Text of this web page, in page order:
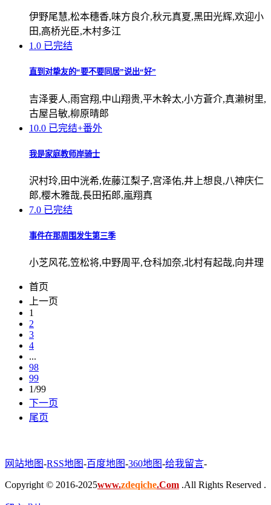
伊野尾慧,松本穗香,味方良介,秋元真夏,黑田光辉,欢迎小
田,高桥光臣,木村多江
1.0 已完结
直到对挚友的“要不要同居”说出“好”
吉泽要人,雨宫翔,中山翔贵,平木幹太,小方蒼介,真濑树里,
古屋吕敏,柳原晴郎
10.0 已完结+番外
我是家庭教师岸骑士
沢村玲,田中洸希,佐藤江梨子,宫泽佑,井上想良,八神庆仁
郎,樱木雅哉,長田拓郎,嵐翔真
7.0 已完结
事件在那周围发生第三季
小芝风花,笠松将,中野周平,仓科加奈,北村有起哉,向井理
首页
上一页
1
2
3
4
...
98
99
1/99
下一页
尾页
网站地图-RSS地图-百度地图-360地图-给我留言-
Copyright © 2016-2025www.zdeqiche.Com .All Rights Reserved .